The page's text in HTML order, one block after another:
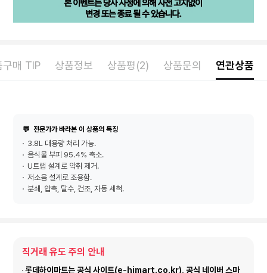
구매 TIP 상품정보 상품평(2) 상품문의 연관상품
💬 전문가가 바라본 이 상품의 특징
3.8L 대용량 처리 가능.
음식물 부피 95.4% 축소.
U트랩 설계로 악취 제거.
저소음 설계로 조용함.
분쇄, 압축, 탈수, 건조, 자동 세척.
직거래 유도 주의 안내
롯데하이마트는 공식 사이트(e-himart.co.kr), 공식 네이버 스마